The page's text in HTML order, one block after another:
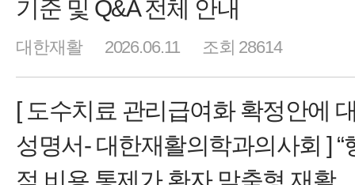
기준 및 Q&A 전체 안내
대한재활 2026.06.11 조회 28614
[ 도수치료 관리급여화 확정안에
성명서- 대한재활의학과의사회 ] “